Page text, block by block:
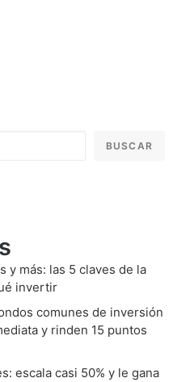
BUSCAR
y más: las 5 claves de la
invertir
comunes de inversión
y rinden 15 puntos
escala casi 50% y le gana